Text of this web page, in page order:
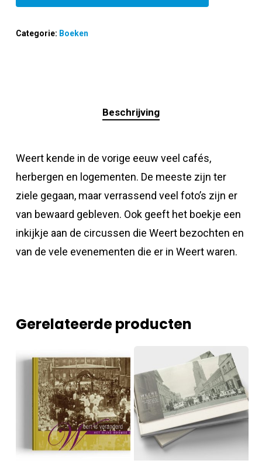
Categorie: Boeken
Beschrijving
Weert kende in de vorige eeuw veel cafés,
herbergen en logementen. De meeste zijn ter
ziele gegaan, maar verrassend veel foto’s zijn er
van bewaard gebleven. Ook geeft het boekje een
inkijkje aan de circussen die Weert bezochten en
van de vele evenementen die er in Weert waren.
Gerelateerde producten